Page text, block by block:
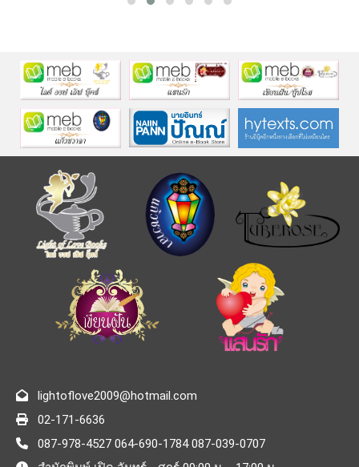
lightoflove2009@hotmail.com
02-171-6636
087-978-4527 064-690-1784 087-039-0707